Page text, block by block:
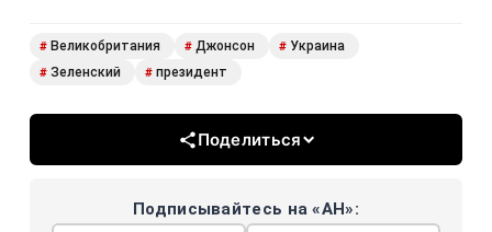
# Великобритания # Джонсон # Украина
# Зеленский # президент
Поделиться
Подписывайтесь на «АН»: